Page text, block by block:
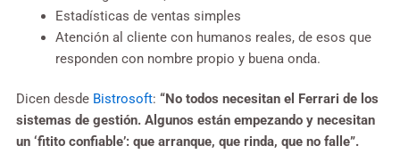
Estadísticas de ventas simples
Atención al cliente con humanos reales, de esos que
responden con nombre propio y buena onda.
Dicen desde Bistrosoft: “No todos necesitan el Ferrari de los
sistemas de gestión. Algunos están empezando y necesitan
un ‘fitito confiable’: que arranque, que rinda, que no falle”.